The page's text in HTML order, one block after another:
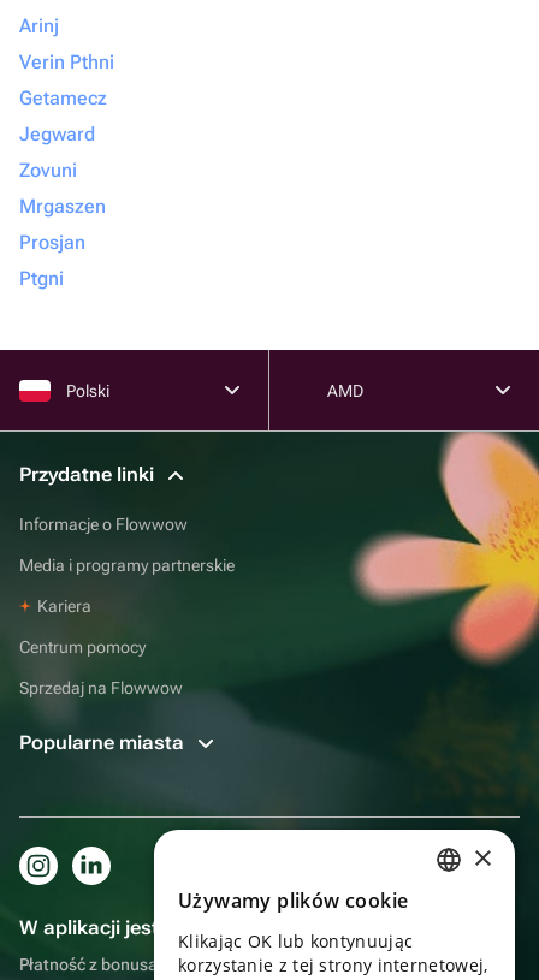
Arinj
Verin Pthni
Getamecz
Jegward
Zovuni
Mrgaszen
Prosjan
Ptgni
Polski AMD
Przydatne linki
Informacje o Flowwow
Media i programy partnerskie
Kariera
Centrum pomocy
Sprzedaj na Flowwow
Popularne miasta
W aplikacji jest to jeszcze wygodniejsze!
Płatność z bonusami, samodzielna dostawa, wygodny czat z
×
Używamy plików cookie
Klikając OK lub kontynuując
korzystanie z tej strony internetowej,